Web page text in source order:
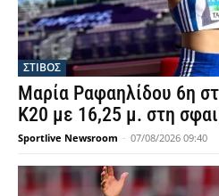
ΣΤΙΒΟΣ
Μαρία Ραφαηλίδου 6η
Κ20 με 16,25 μ. στη
Sportlive Newsroom - 07/08/2026 09:40